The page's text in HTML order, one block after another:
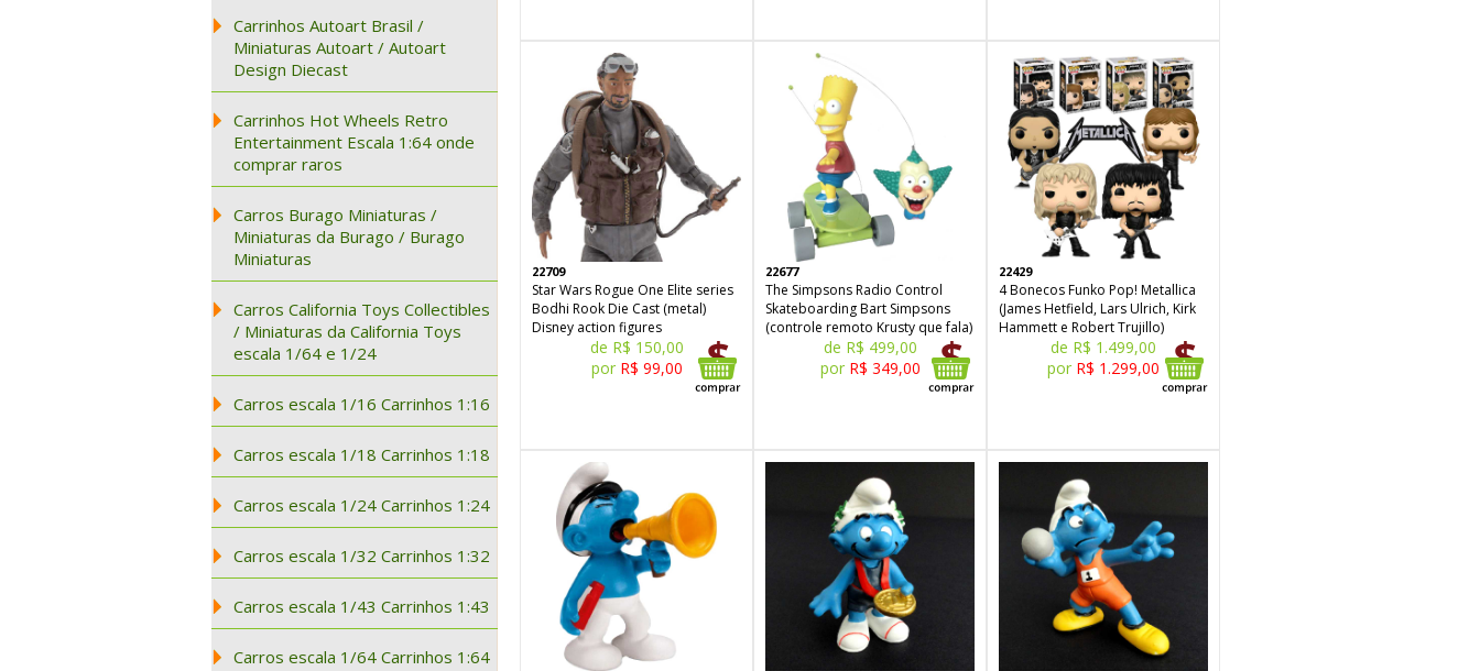
Carrinhos Autoart Brasil /
Miniaturas Autoart / Autoart
Design Diecast
Carrinhos Hot Wheels Retro
Entertainment Escala 1:64 onde
comprar raros
Carros Burago Miniaturas /
Miniaturas da Burago / Burago
Miniaturas
Carros California Toys Collectibles
/ Miniaturas da California Toys
escala 1/64 e 1/24
Carros escala 1/16 Carrinhos 1:16
Carros escala 1/18 Carrinhos 1:18
Carros escala 1/24 Carrinhos 1:24
Carros escala 1/32 Carrinhos 1:32
Carros escala 1/43 Carrinhos 1:43
Carros escala 1/64 Carrinhos 1:64
22709
Star Wars Rogue One Elite series
Bodhi Rook Die Cast (metal)
Disney action figures
de R$ 150,00
por R$ 99,00
22677
The Simpsons Radio Control
Skateboarding Bart Simpsons
(controle remoto Krusty que fala)
de R$ 499,00
por R$ 349,00
22429
4 Bonecos Funko Pop! Metallica
(James Hetfield, Lars Ulrich, Kirk
Hammett e Robert Trujillo)
de R$ 1.499,00
por R$ 1.299,00